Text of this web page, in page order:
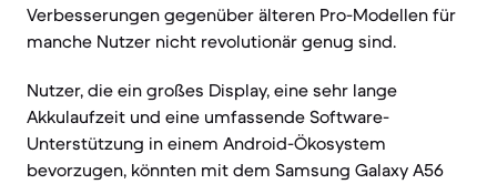
Verbesserungen gegenüber älteren Pro-Modellen für
manche Nutzer nicht revolutionär genug sind.
Nutzer, die ein großes Display, eine sehr lange
Akkulaufzeit und eine umfassende Software-
Unterstützung in einem Android-Ökosystem
bevorzugen, könnten mit dem Samsung Galaxy A56